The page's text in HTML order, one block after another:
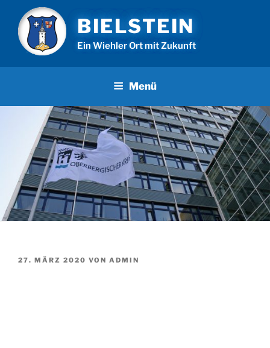
Inhalt
springen
BIELSTEIN
Ein Wiehler Ort mit Zukunft
Menü
VERÖFFENTLICHT
27. MÄRZ 2020 VON ADMIN